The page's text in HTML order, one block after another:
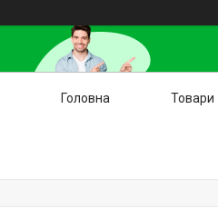
Головна Товари